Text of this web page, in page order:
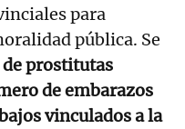
para
pública. Se
prostitutas
de embarazos
vinculados a la